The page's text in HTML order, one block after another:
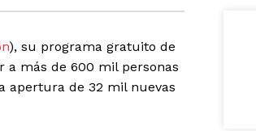
), su programa gratuito de
más de 600 mil personas
apertura de 32 mil nuevas